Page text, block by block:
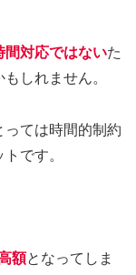
間対応ではないた
しれません。
っては時間的制約
です。
額となってしま